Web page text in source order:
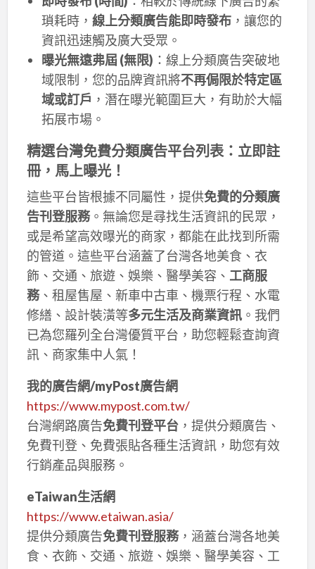
瑣耗時， 線上分類廣告能即時發布，讓您的
資訊迅速觸及廣大受眾。
曝光無遠弗屆 (無限) ：線上分類廣告突破地
域限制，您的品牌資訊將不再侷限於特定區
域或訂戶 ，潛在曝光範圍巨大，有助於大幅
拓展市場。
精選台灣免費分類廣告平台列表：立即註
冊，馬上曝光！
這些平台皆根據不同屬性，提供免費的分類廣
告刊登服務。無論您是尋找生活資訊的民眾，
或是希望高效曝光的商家，都能在此找到所需
的管道。這些平台涵蓋了台灣各地美食、衣
飾、交通、旅遊、娛樂、醫學美容、 工商服
務、租屋售屋、新車中古車、機票行程、水電
修繕、設計裝潢等多元生活及商業資訊。我們
已為您羅列全台灣優質平台，助您輕鬆查詢資
訊、商家集中人氣！
我的廣告網/myPost廣告網
https://www.mypost.com.tw/
台灣網路廣告免費刊登平台，提供分類廣告、
免費刊登、免費張貼各種生活資訊，助您有效
行銷產品與服務。
eTaiwan生活網
https://www.etaiwan.asia/
提供分類廣告免費刊登服務，涵蓋台灣各地美
食、衣飾、交通、旅遊、娛樂、醫學美容、工